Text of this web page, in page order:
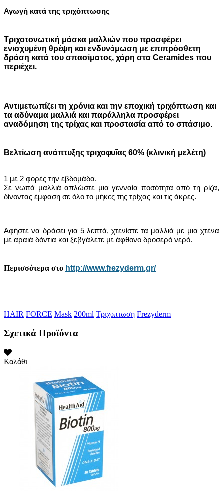
Αγωγή κατά της τριχόπτωσης
Τριχοτονωτική μάσκα μαλλιών που προσφέρει
ενισχυμένη θρέψη και ενδυνάμωση με επιπρόσθετη
δράση κατά του σπασίματος, χάρη στα Ceramides που
περιέχει.
Αντιμετωπίζει τη χρόνια και την εποχική τριχόπτωση και
τα αδύναμα μαλλιά και παράλληλα προσφέρει
αναδόμηση της τρίχας και προστασία από το σπάσιμο.
Βελτίωση ανάπτυξης τριχοφυΐας 60% (κλινική μελέτη)
1 με 2 φορές την εβδομάδα.
Σε νωπά μαλλιά απλώστε μια γενναία ποσότητα από τη ρίζα,
δίνοντας έμφαση σε όλο το μήκος της τρίχας και τις άκρες.
Αφήστε να δράσει για 5 λεπτά, χτενίστε τα μαλλιά με μια χτένα
με αραιά δόντια και ξεβγάλετε με άφθονο δροσερό νερό.
Περισσότερα στο http://www.frezyderm.gr/
HAIR FORCE Mask 200ml Τριχοπτωση Frezyderm
Σχετικά Προϊόντα
Καλάθι